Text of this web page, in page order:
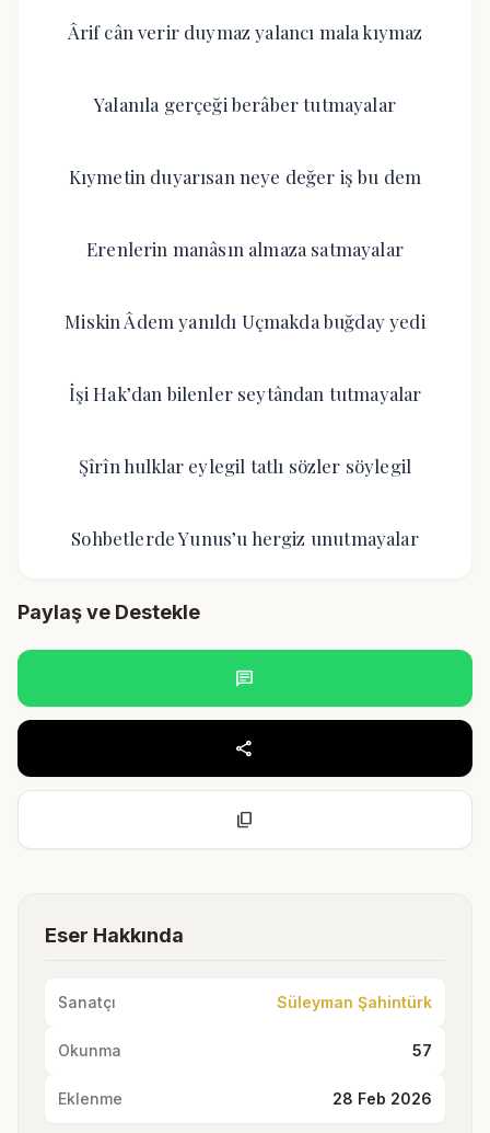
Ârif cân verir duymaz yalancı mala kıymaz
Yalanıla gerçeği berâber tutmayalar
Kıymetin duyarısan neye değer iş bu dem
Erenlerin manâsın almaza satmayalar
Miskin Âdem yanıldı Uçmakda buğday yedi
İşi Hak’dan bilenler seytândan tutmayalar
Şîrîn hulklar eylegil tatlı sözler söylegil
Sohbetlerde Yunus’u hergiz unutmayalar
Paylaş ve Destekle
chat
share
content_copy
Eser Hakkında
Sanatçı Süleyman Şahintürk
Okunma 57
Eklenme 28 Feb 2026